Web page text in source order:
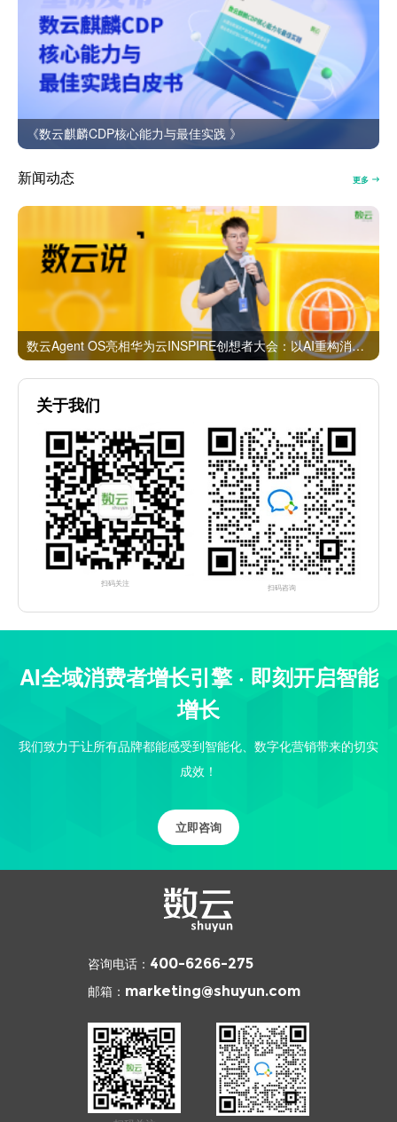
《数云麒麟CDP核心能力与最佳实践 》
新闻动态 更多
数云Agent OS亮相华为云INSPIRE创想者大会：以AI重构消费者运营与零售营销新范式
关于我们
扫码关注 扫码咨询
AI全域消费者增长引擎 · 即刻开启智能
增长
我们致力于让所有品牌都能感受到智能化、数字化营销带来的切实
成效！
立即咨询
咨询电话： 400-6266-275
邮箱： marketing@shuyun.com